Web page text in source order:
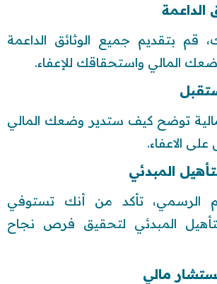
الداعمة
بتقديم جميع الوثائق الداعمة
المالي واستحقاقك للإعفاء.
توضح كيف ستدير وضعك المالي
الاعفاء.
المبدئي
الرسمي، تأكد من أنك تستوفي
المبدئي لتحقيق فرص نجاح
مالي